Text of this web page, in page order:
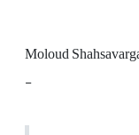
Moloud
-